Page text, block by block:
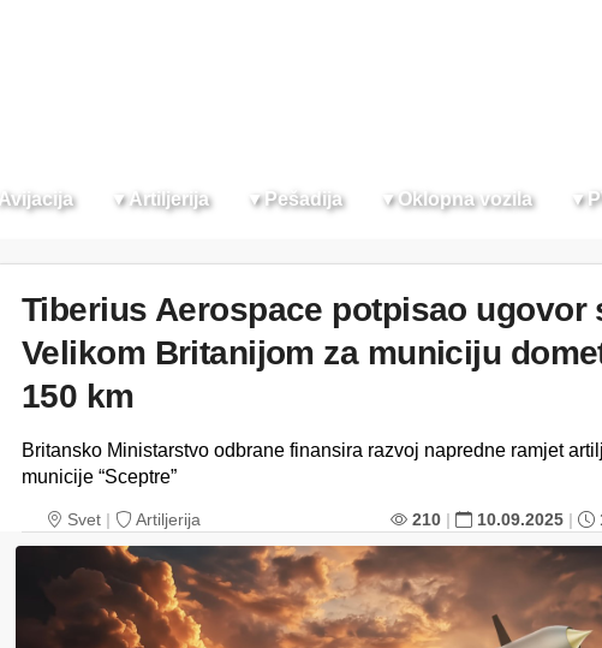
Avijacija ▼ Artiljerija ▼ Pešadija ▼Oklopna vozila ▼
Tiberius Aerospace potpisao ugovor
Velikom Britanijom za municiju
150 km
Britansko Ministarstvo odbrane finansira razvoj napredne ramjet
municije “Sceptre”
Svet | Artiljerija 210 | 10.09.2025 |